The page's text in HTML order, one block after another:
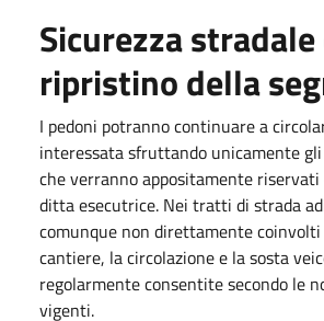
Sicurezza stradale
ripristino della
I pedoni potranno continuare a
interessata sfruttando unicamente
che verranno appositamente
ditta esecutrice. Nei tratti di strada
comunque non direttamente
cantiere, la circolazione e la sosta
regolarmente consentite secondo le
vigenti.